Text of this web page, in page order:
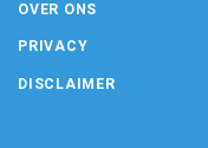
OVER ONS
PRIVACY
DISCLAIMER